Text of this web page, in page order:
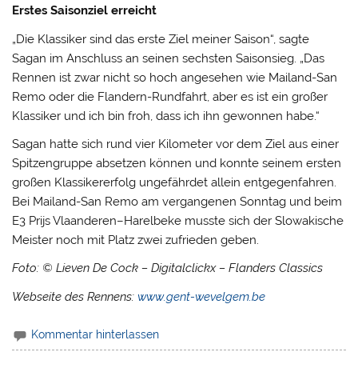
Erstes Saisonziel erreicht
„Die Klassiker sind das erste Ziel meiner Saison“, sagte
Sagan im Anschluss an seinen sechsten Saisonsieg. „Das
Rennen ist zwar nicht so hoch angesehen wie Mailand-San
Remo oder die Flandern-Rundfahrt, aber es ist ein großer
Klassiker und ich bin froh, dass ich ihn gewonnen habe.“
Sagan hatte sich rund vier Kilometer vor dem Ziel aus einer
Spitzengruppe absetzen können und konnte seinem ersten
großen Klassikererfolg ungefährdet allein entgegenfahren.
Bei Mailand-San Remo am vergangenen Sonntag und beim
E3 Prijs Vlaanderen–Harelbeke musste sich der Slowakische
Meister noch mit Platz zwei zufrieden geben.
Foto: © Lieven De Cock – Digitalclickx – Flanders Classics
Webseite des Rennens: www.gent-wevelgem.be
Kommentar hinterlassen